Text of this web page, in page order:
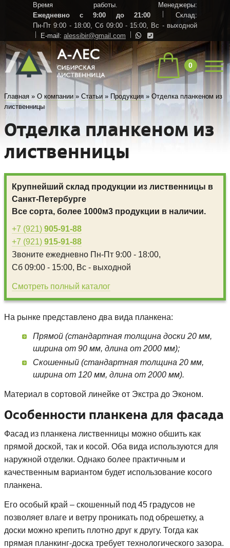
Время работы. Менеджеры:
Ежедневно с 9:00 до 21:00
Склад:
Пн-Пт 9:00 - 18:00, Сб 09:00 - 15:00, Вс - выходной
E-mail: alessibir@gmail.com
0
Главная » О компании » Статьи » Продукция » Отделка планкеном из
лиственницы
Отделка планкеном из
лиственницы
Крупнейший склад продукции из лиственницы в
Санкт-Петербурге
Все сорта, более 1000м3 продукции в наличии.
+7 (921) 905-91-88
+7 (921) 915-91-88
Звоните ежедневно Пн-Пт 9:00 - 18:00,
Сб 09:00 - 15:00, Вс - выходной
Смотреть полный каталог
На рынке представлено два вида планкена:
Прямой (стандартная толщина доски 20 мм,
ширина от 90 мм, длина от 2000 мм);
Скошенный (стандартная толщина 20 мм,
ширина от 120 мм, длина от 2000 мм).
Материал в сортовой линейке от Экстра до Эконом.
Особенности планкена для фасада
Фасад из планкена лиственницы можно обшить как
прямой доской, так и косой. Оба вида используются для
наружной отделки. Однако более практичным и
качественным вариантом будет использование косого
планкена.
Его особый край – скошенный под 45 градусов не
позволяет влаге и ветру проникать под обрешетку, а
доски можно крепить плотно друг к другу. Тогда как
прямая планкинг-доска требует технологического зазора.